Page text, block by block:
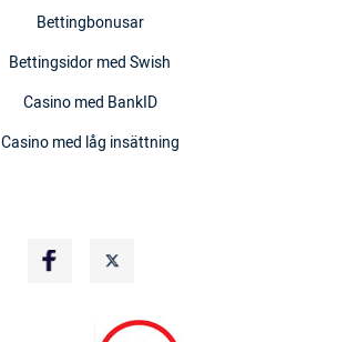
Bettingbonusar
Bettingsidor med Swish
Casino med BankID
Casino med låg insättning